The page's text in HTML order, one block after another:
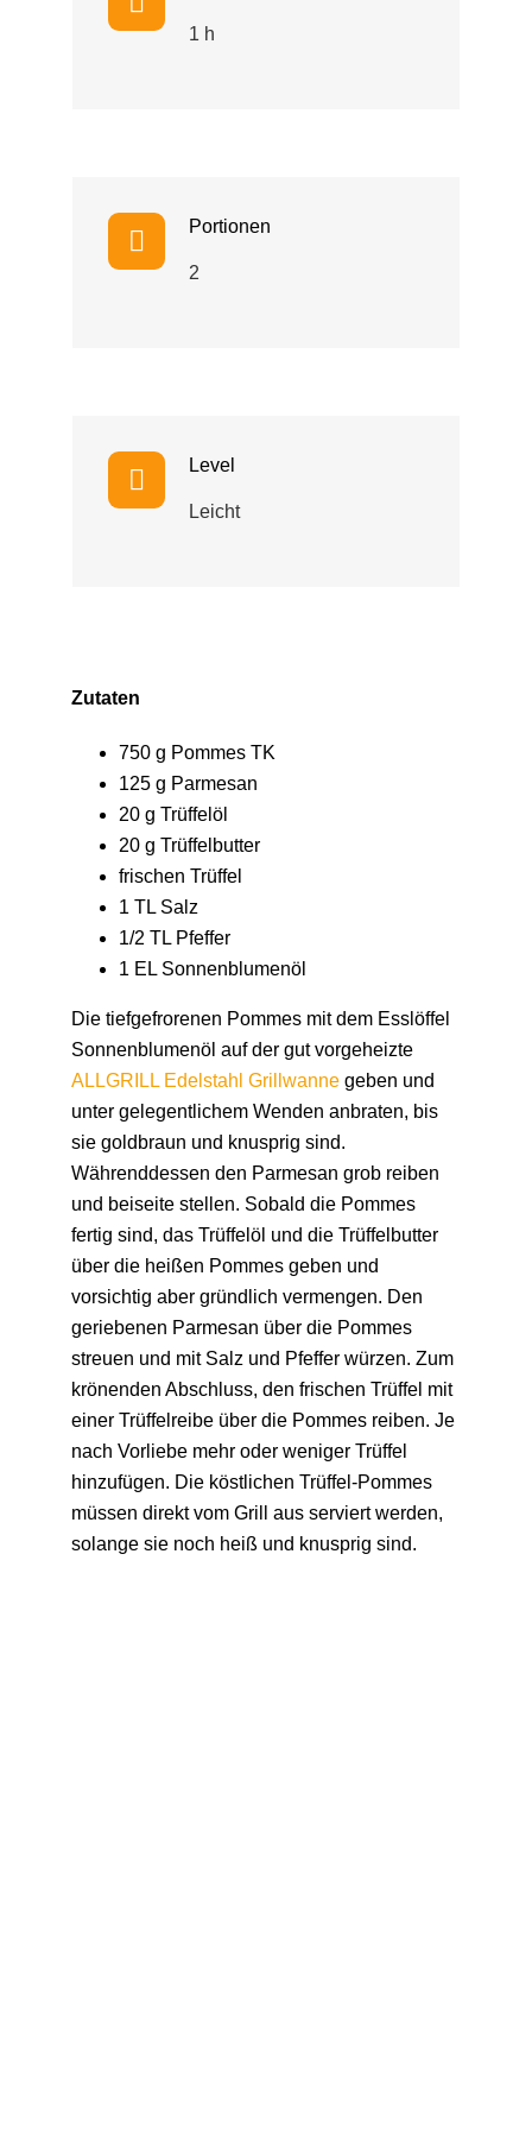
1 h
Portionen
2
Level
Leicht
Zutaten
750 g Pommes TK
125 g Parmesan
20 g Trüffelöl
20 g Trüffelbutter
frischen Trüffel
1 TL Salz
1/2 TL Pfeffer
1 EL Sonnenblumenöl
Die tiefgefrorenen Pommes mit dem Esslöffel
Sonnenblumenöl auf der gut vorgeheizte
ALLGRILL Edelstahl Grillwannegeben und
unter gelegentlichem Wenden anbraten, bis
sie goldbraun und knusprig sind.
Währenddessen den Parmesan grob reiben
und beiseite stellen. Sobald die Pommes
fertig sind, das Trüffelöl und die Trüffelbutter
über die heißen Pommes geben und
vorsichtig aber gründlich vermengen. Den
geriebenen Parmesan über die Pommes
streuen und mit Salz und Pfeffer würzen. Zum
krönenden Abschluss, den frischen Trüffel mit
einer Trüffelreibe über die Pommes reiben. Je
nach Vorliebe mehr oder weniger Trüffel
hinzufügen. Die köstlichen Trüffel-Pommes
müssen direkt vom Grill aus serviert werden,
solange sie noch heiß und knusprig sind.